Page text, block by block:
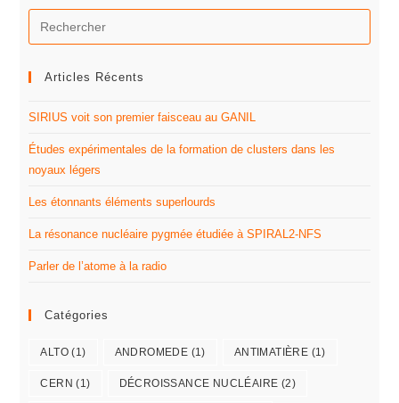
Articles Récents
SIRIUS voit son premier faisceau au GANIL
Études expérimentales de la formation de clusters dans les
noyaux légers
Les étonnants éléments superlourds
La résonance nucléaire pygmée étudiée à SPIRAL2-NFS
Parler de l’atome à la radio
Catégories
ALTO (1) ANDROMEDE (1) ANTIMATIÈRE (1)
CERN (1) DÉCROISSANCE NUCLÉAIRE (2)